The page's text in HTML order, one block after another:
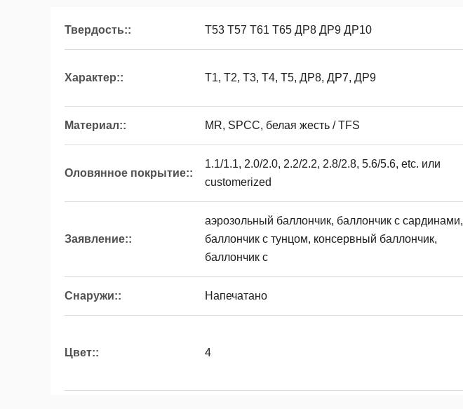
Твердость:: Т53 Т57 Т61 Т65 ДР8 ДР9 ДР10
Характер:: Т1, Т2, Т3, Т4, Т5, ДР8, ДР7, ДР9
Материал:: MR, SPCC, белая жесть / TFS
Оловянное покрытие::
1.1/1.1, 2.0/2.0, 2.2/2.2, 2.8/2.8, 5.6/5.6, etc. или
customerized
Заявление::
аэрозольный баллончик, баллончик с сардинами,
баллончик с тунцом, консервный баллончик,
баллончик с
Снаружи:: Напечатано
Цвет:: 4